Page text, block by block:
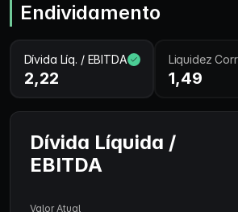
Endividamento
Dívida Líq. / EBITDA
2,22
Liquidez
1,49
Dívida Líquida /
EBITDA
Valor Atual